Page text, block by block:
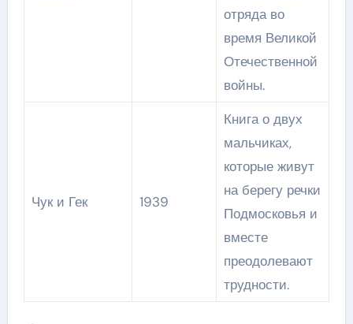
отряда во
время Великой
Отечественной
войны.
Чук и Гек 1939
Книга о двух
мальчиках,
которые живут
на берегу речки
Подмосковья и
вместе
преодолевают
трудности.